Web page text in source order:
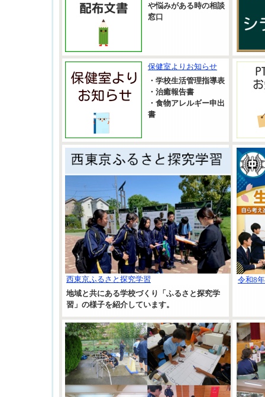
や悩みがある時の相談
窓口
保健室よりお知らせ
・学校生活管理指導表
・治癒報告書
・食物アレルギー申出
書
西東京ふるさと探究学習
地域と共にある学校づくり「ふるさと探究学
習」の様子を紹介しています。
令和8